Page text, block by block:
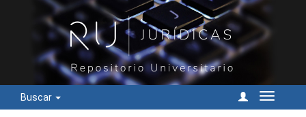
Buscar
Cambiar